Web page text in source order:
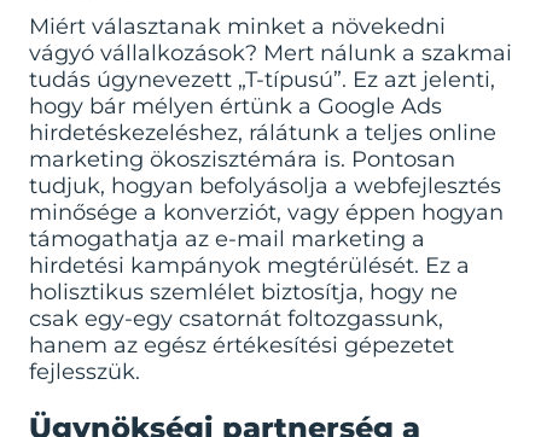
Miért választanak minket a növekedni
vágyó vállalkozások? Mert nálunk a szakmai
tudás úgynevezett „T-típusú”. Ez azt jelenti,
hogy bár mélyen értünk a Google Ads
hirdetéskezeléshez, rálátunk a teljes online
marketing ökoszisztémára is. Pontosan
tudjuk, hogyan befolyásolja a webfejlesztés
minősége a konverziót, vagy éppen hogyan
támogathatja az e-mail marketing a
hirdetési kampányok megtérülését. Ez a
holisztikus szemlélet biztosítja, hogy ne
csak egy-egy csatornát foltozgassunk,
hanem az egész értékesítési gépezetet
fejlesszük.
Ügynökségi partnerség a